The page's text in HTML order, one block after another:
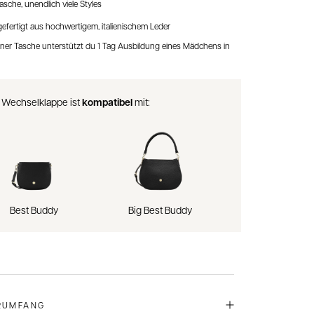
unendlich viele Styles
aus hochwertigem, italienischem Leder
Tasche unterstützt du 1 Tag Ausbildung eines Mädchens in
istkompatibelmit:
Best Buddy Big Best Buddy